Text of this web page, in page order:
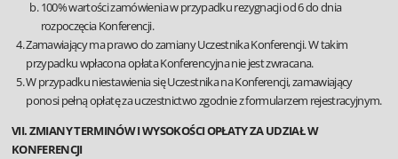
100% wartości zamówienia w przypadku rezygnacji od 6 do dnia
rozpoczęcia Konferencji.
Zamawiający ma prawo do zamiany Uczestnika Konferencji. W takim
przypadku wpłacona opłata Konferencyjna nie jest zwracana.
W przypadku niestawienia się Uczestnika na Konferencji, zamawiający
ponosi pełną opłatę za uczestnictwo zgodnie z formularzem rejestracyjnym.
VII. ZMIANY TERMINÓW I WYSOKOŚCI OPŁATY ZA UDZIAŁ W
KONFERENCJI